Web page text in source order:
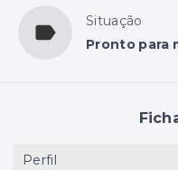
Situação
Pronto para
Perfil